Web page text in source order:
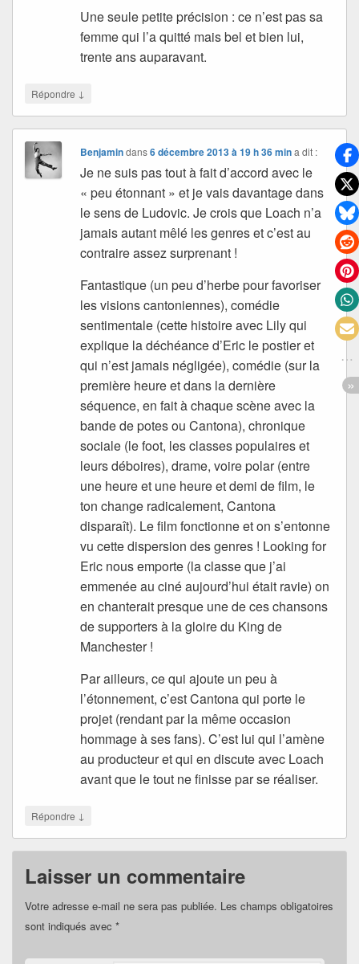
Une seule petite précision : ce n’est pas sa
femme qui l’a quitté mais bel et bien lui,
trente ans auparavant.
Répondre ↓
Benjamindans6 décembre 2013 à 19 h 36 min a dit :
Je ne suis pas tout à fait d’accord avec le
« peu étonnant » et je vais davantage dans
le sens de Ludovic. Je crois que Loach n’a
jamais autant mêlé les genres et c’est au
contraire assez surprenant !
Fantastique (un peu d’herbe pour favoriser
les visions cantoniennes), comédie
sentimentale (cette histoire avec Lily qui
explique la déchéance d’Eric le postier et
qui n’est jamais négligée), comédie (sur la
première heure et dans la dernière
séquence, en fait à chaque scène avec la
bande de potes ou Cantona), chronique
sociale (le foot, les classes populaires et
leurs déboires), drame, voire polar (entre
une heure et une heure et demi de film, le
ton change radicalement, Cantona
disparaît). Le film fonctionne et on s’entonne
vu cette dispersion des genres ! Looking for
Eric nous emporte (la classe que j’ai
emmenée au ciné aujourd’hui était ravie) on
en chanterait presque une de ces chansons
de supporters à la gloire du King de
Manchester !
Par ailleurs, ce qui ajoute un peu à
l’étonnement, c’est Cantona qui porte le
projet (rendant par la même occasion
hommage à ses fans). C’est lui qui l’amène
au producteur et qui en discute avec Loach
avant que le tout ne finisse par se réaliser.
Répondre ↓
Laisser un commentaire
Votre adresse e-mail ne sera pas publiée. Les champs obligatoires
sont indiqués avec *